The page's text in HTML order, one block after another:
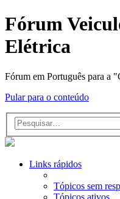
Fórum
Elétrica
Fórum em Português para a
Pular para o conteúdo
Links rápidos
Tópicos sem